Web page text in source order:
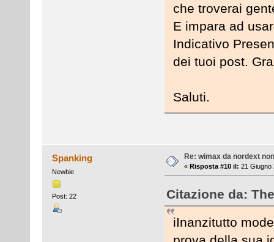
che troverai
E impara ad
Indicativo
dei tuoi post.
Saluti.
Spanking
Newbie
Post: 22
Re: wimax da nordext
« Risposta #10 il: 21 Giugno
Citazione da:
iInanzitutto